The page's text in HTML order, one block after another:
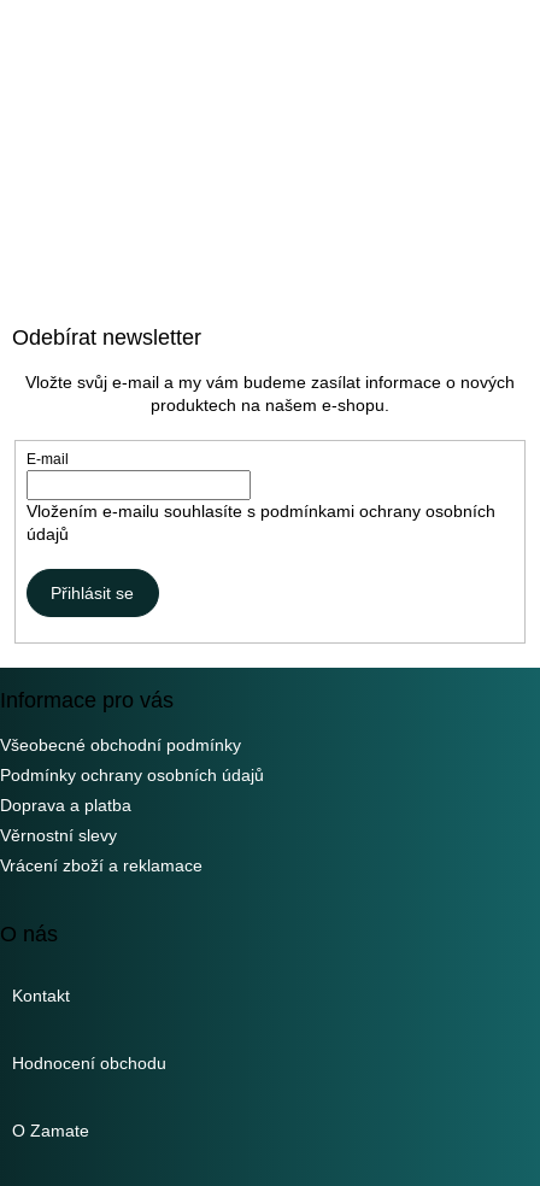
Odebírat newsletter
Vložte svůj e-mail a my vám budeme zasílat informace o nových
produktech na našem e-shopu.
E-mail
Vložením e-mailu souhlasíte s podmínkami ochrany osobních
údajů
Přihlásit se
Informace pro vás
Všeobecné obchodní podmínky
Podmínky ochrany osobních údajů
Doprava a platba
Věrnostní slevy
Vrácení zboží a reklamace
O nás
Kontakt
Hodnocení obchodu
O Zamate